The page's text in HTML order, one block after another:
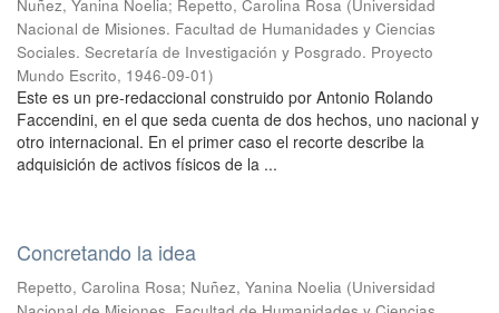
Nuñez, Yanina Noelia; Repetto, Carolina Rosa (Universidad
Nacional de Misiones. Facultad de Humanidades y Ciencias
Sociales. Secretaría de Investigación y Posgrado. Proyecto
Mundo Escrito, 1946-09-01)
Este es un pre-redaccional construido por Antonio Rolando
Faccendini, en el que seda cuenta de dos hechos, uno nacional y
otro internacional. En el primer caso el recorte describe la
adquisición de activos físicos de la ...
Concretando la idea
Repetto, Carolina Rosa; Nuñez, Yanina Noelia (Universidad